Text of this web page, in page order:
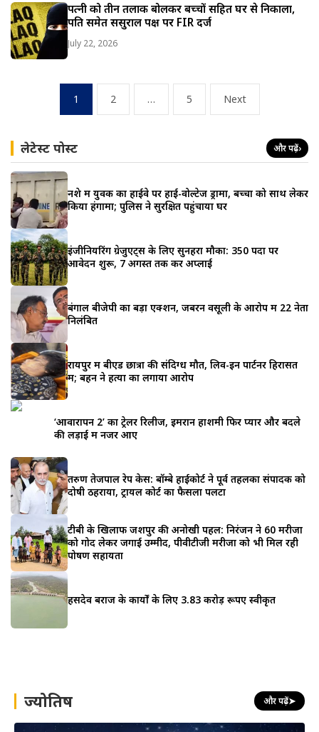
पत्नी को तीन तलाक बोलकर बच्चों सहित घर से निकाला,
पति समेत ससुराल पक्ष पर FIR दर्ज
July 22, 2026
pagination
1 2 … 5 Next
लेटेस्ट पोस्ट और पढ़ें›
नशे में युवक का हाईवे पर हाई-वोल्टेज ड्रामा, बच्चों को साथ लेकर
किया हंगामा; पुलिस ने सुरक्षित पहुंचाया घर
इंजीनियरिंग ग्रेजुएट्स के लिए सुनहरा मौका: 350 पदों पर
आवेदन शुरू, 7 अगस्त तक करें अप्लाई
बंगाल बीजेपी का बड़ा एक्शन, जबरन वसूली के आरोप में 22 नेता
निलंबित
रायपुर में बीएड छात्रा की संदिग्ध मौत, लिव-इन पार्टनर हिरासत
में; बहन ने हत्या का लगाया आरोप
‘आवारापन 2’ का ट्रेलर रिलीज, इमरान हाशमी फिर प्यार और बदले
की लड़ाई में नजर आए
तरुण तेजपाल रेप केस: बॉम्बे हाईकोर्ट ने पूर्व तहलका संपादक को
दोषी ठहराया, ट्रायल कोर्ट का फैसला पलटा
टीबी के खिलाफ जशपुर की अनोखी पहल: निरंजन ने 60 मरीजों
को गोद लेकर जगाई उम्मीद, पीवीटीजी मरीजों को भी मिल रही
पोषण सहायता
हसदेव बराज के कार्यों के लिए 3.83 करोड़ रूपए स्वीकृत
ज्योतिष और पढ़ें➤